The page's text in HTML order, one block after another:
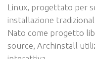
Linux, progettato per
installazione
Nato come progetto
source, Archinstall